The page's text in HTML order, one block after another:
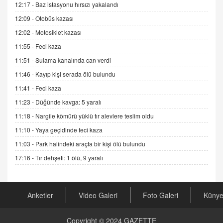
Sednaya
11.12.2024 12:30
DR. EKREM ASLAN
Gerçek Ne, Algı Ne? "Beraber Yürüyoruz"
Cümlesinin Peşinden
19.07.2025 12:45
GÖNÜL MENEKŞE
Şifacının Yolu
04.11.2025 12:56
AV. RÜMEYSA ÖZKALE
Kira Uyuşmazlıklarında Dava Açmadan Önce
Arabulucuya Başvuru Şartı
CAN UĞURATEŞ
Değişen yapısıyla Suriye
12:17 - Baz istasyonu hırsızı yakalandı
12:09 -Otobüs kazası
12:02 - Motosiklet kazası
11:55 - Feci kaza
11:51 -Sulama kanalında can verdi
11:46 - Kayıp kişi serada ölü bulundu
11:41 - Feci kaza
11:23 - Düğünde kavga: 5 yaralı
11:18 - Nargile kömürü yüklü tır alevlere teslim oldu
11:10 -Yaya geçidinde feci kaza
11:03 - Park halindeki araçta bir kişi ölü bulundu
17:16 -Tır dehşeti: 1 ölü, 9 yaralı
Anketler Video Galeri Foto Galeri Künye
Copyright © 2024 GAZETTE